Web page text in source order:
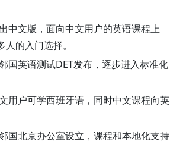
中文版，面向中文用户的英语课程上
的入门选择。
国英语测试DET发布，逐步进入标准化
用户可学西班牙语，同时中文课程向英
国北京办公室设立，课程和本地化支持